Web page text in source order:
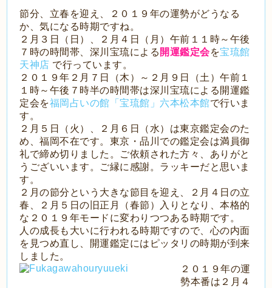
節分、立春を迎え、２０１９年の運勢がどうなる
か、気になる時期ですね。
２月３日（日）、２月４日（月）午前１１時～午後
７時の時間帯、深川宝琉による 開運鑑定会を宝琉館
天神店 で行っています。
２０１９年２月７日（木）～２月９日（土）午前１
１時～午後７時半の時間帯は深川宝琉による開運鑑
定会を福岡占いの館「宝琉館」六本松本館で行いま
す。
２月５日（火）、２月６日（水）は東京鑑定会のた
め、福岡不在です。東京・品川での鑑定会は満員御
礼で締め切りました。ご依頼された方々、ありがと
うございいます。ご縁に感謝。ラッキーだと思いま
す。
２月の節分という大きな節目を迎え、２月４日の立
春、２月５日の旧正月（春節）入りとなり、本格的
な２０１９年モードに変わりつつある時期です。
人の成長も大いに行われる時期ですので、心の内面
を見つめ直し、開運鑑定にはピッタリの時期が到来
しました。
２０１９年の運
勢本番は２月４